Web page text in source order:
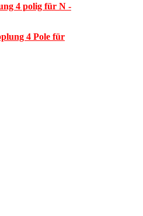
4 polig für N -
4 Pole für